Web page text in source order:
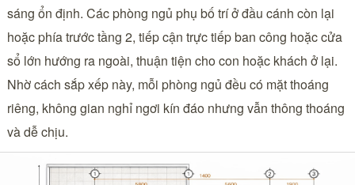
sáng ổn định. Các phòng ngủ phụ bố trí ở đầu cánh còn lại
hoặc phía trước tầng 2, tiếp cận trực tiếp ban công hoặc cửa
sổ lớn hướng ra ngoài, thuận tiện cho con hoặc khách ở lại.
Nhờ cách sắp xếp này, mỗi phòng ngủ đều có mặt thoáng
riêng, không gian nghỉ ngơi kín đáo nhưng vẫn thông thoáng
và dễ chịu.